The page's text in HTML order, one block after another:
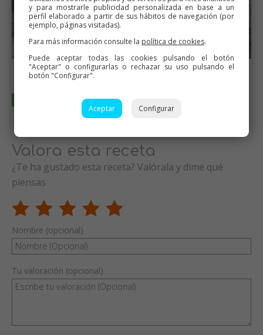
Valora esta receta
¿Te ha gustado esta receta? Valórala y dime qué
piensas
Nombre (opcional)
Tu valoración (opcional)
y para mostrarle publicidad personalizada en base a un
perfil elaborado a partir de sus hábitos de navegación (por
ejemplo, páginas visitadas).
Para más información consulte la política de cookies.
Puede aceptar todas las cookies pulsando el botón
"Aceptar" o configurarlas o rechazar su uso pulsando el
botón "Configurar".
Aceptar Configurar